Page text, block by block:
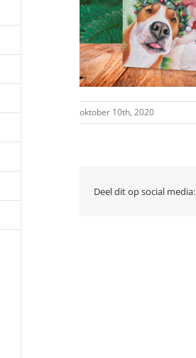
oktober 10th, 2020
Deel dit op social media: